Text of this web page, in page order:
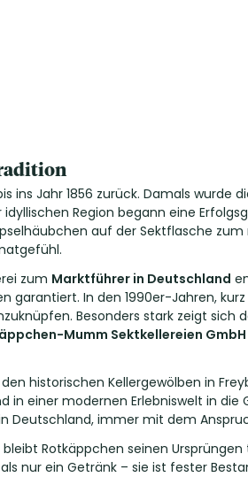
ins Jahr 1856 zurück. Damals wurde
Region begann eine
auf der Sektflasche
zum Marktführer in Deutschland
garantiert. In den 1990er-Jahren,
Besonders stark zeigt sich
Mumm Sektkellereien GmbH
historischen Kellergewölben in
in einer modernen Erlebniswelt in
Deutschland, immer mit dem
Rotkäppchen seinen
nur ein Getränk – sie ist fester